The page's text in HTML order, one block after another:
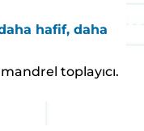
hafif, daha
toplayıcı.